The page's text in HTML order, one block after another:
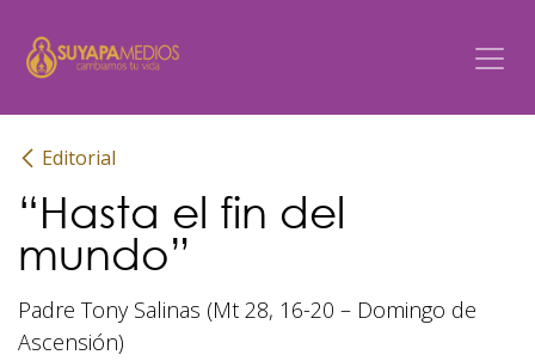
Editorial
“Hasta el fin del
mundo”
Padre Tony Salinas (Mt 28, 16-20 – Domingo de
Ascensión)